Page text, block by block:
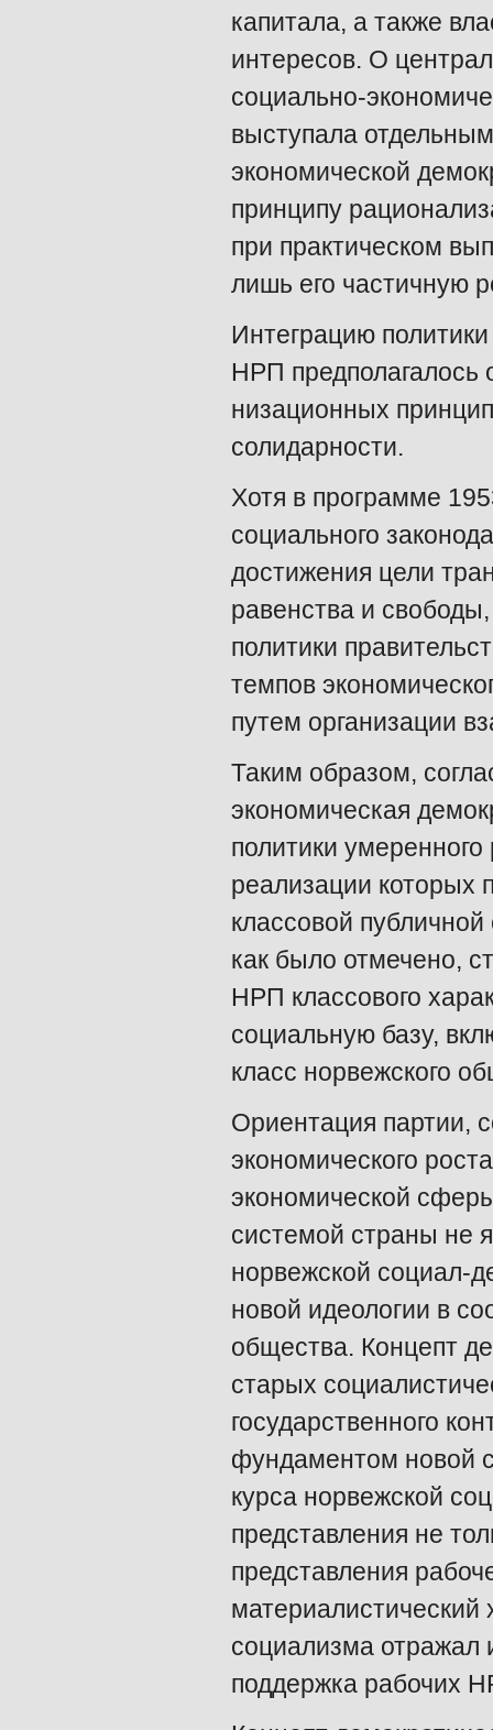
капитала, а также
интересов. О
социально-
выступала
экономической
принципу
при практическом
лишь его частичную
Интеграцию
НРП предполагалось
низационных
солидарности.
Хотя в программе
социального
достижения цели
равенства и
политики
темпов
путем организации
Таким образом,
экономическая
политики
реализации которых
классовой
как было отмечено,
НРП классового
социальную базу,
класс норвежского
Ориентация партии,
экономического
экономической
системой страны не
норвежской социал-
новой идеологии в
общества. Концепт
старых
государственного
фундаментом новой
курса норвежской
представления не
представления
материалистический
социализма отражал
поддержка рабочих